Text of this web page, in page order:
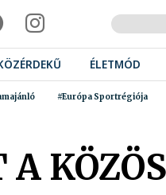
ÉLETMÓD
#Európa Sportrégiója